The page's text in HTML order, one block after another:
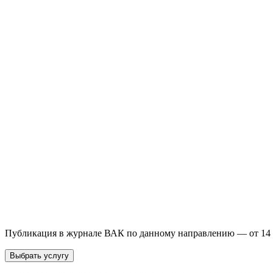
Публикация в журнале ВАК по данному направлению — от 14
Выбрать услугу